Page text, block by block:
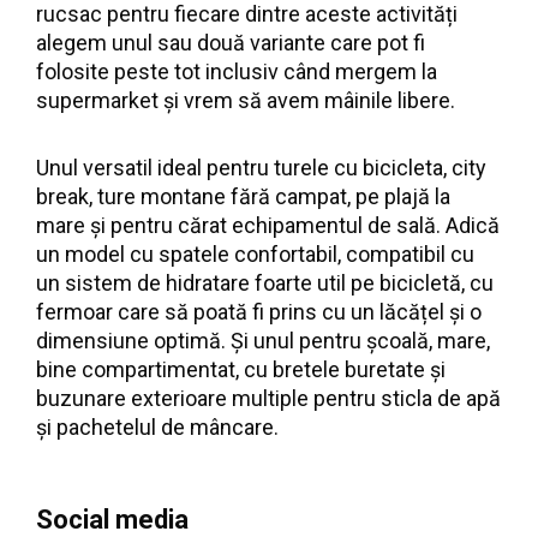
rucsac pentru fiecare dintre aceste activități
alegem unul sau două variante care pot fi
folosite peste tot inclusiv când mergem la
supermarket și vrem să avem mâinile libere.
Unul versatil ideal pentru turele cu bicicleta, city
break, ture montane fără campat, pe plajă la
mare și pentru cărat echipamentul de sală. Adică
un model cu spatele confortabil, compatibil cu
un sistem de hidratare foarte util pe bicicletă, cu
fermoar care să poată fi prins cu un lăcățel și o
dimensiune optimă. Și unul pentru școală, mare,
bine compartimentat, cu bretele buretate și
buzunare exterioare multiple pentru sticla de apă
și pachetelul de mâncare.
Social media